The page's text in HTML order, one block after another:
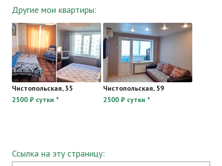
Другие мои квартиры:
Чистопольская, 35
2500 ₽ сутки *
Чистопольская, 59
2500 ₽ сутки *
Ссылка на эту страницу: